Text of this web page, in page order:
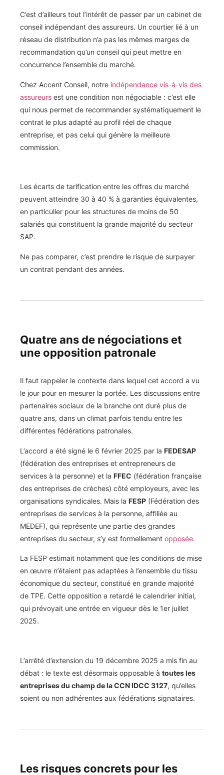
C’est d’ailleurs tout l’intérêt de passer par un cabinet de
conseil indépendant des assureurs. Un courtier lié à un
réseau de distribution n’a pas les mêmes marges de
recommandation qu’un conseil qui peut mettre en
concurrence l’ensemble du marché.
Chez Accent Conseil, notre indépendance vis-à-vis des
assureurs est une condition non négociable : c’est elle
qui nous permet de recommander systématiquement le
contrat le plus adapté au profil réel de chaque
entreprise, et pas celui qui génère la meilleure
commission.
Les écarts de tarification entre les offres du marché
peuvent atteindre 30 à 40 % à garanties équivalentes,
en particulier pour les structures de moins de 50
salariés qui constituent la grande majorité du secteur
SAP.
Ne pas comparer, c’est prendre le risque de surpayer
un contrat pendant des années.
Quatre ans de négociations et
une opposition patronale
Il faut rappeler le contexte dans lequel cet accord a vu
le jour pour en mesurer la portée. Les discussions entre
partenaires sociaux de la branche ont duré plus de
quatre ans, dans un climat parfois tendu entre les
différentes fédérations patronales.
L’accord a été signé le 6 février 2025 par la FEDESAP
(fédération des entreprises et entrepreneurs de
services à la personne) et la FFEC (fédération française
des entreprises de crèches) côté employeurs, avec les
organisations syndicales. Mais la FESP (Fédération des
entreprises de services à la personne, affiliée au
MEDEF), qui représente une partie des grandes
entreprises du secteur, s’y est formellement opposée.
La FESP estimait notamment que les conditions de mise
en œuvre n’étaient pas adaptées à l’ensemble du tissu
économique du secteur, constitué en grande majorité
de TPE. Cette opposition a retardé le calendrier initial,
qui prévoyait une entrée en vigueur dès le 1er juillet
2025.
L’arrêté d’extension du 19 décembre 2025 a mis fin au
débat : le texte est désormais opposable à toutes les
entreprises du champ de la CCN IDCC 3127, qu’elles
soient ou non adhérentes aux fédérations signataires.
Les risques concrets pour les